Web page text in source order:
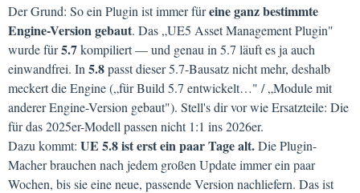
Der Grund: So ein Plugin ist immer füreine ganz bestimmte
Engine-Version gebaut. Das „UE5 Asset Management Plugin"
wurde für5.7kompiliert — und genau in 5.7 läuft es ja auch
einwandfrei. In 5.8passt dieser 5.7-Bausatz nicht mehr, deshalb
meckert die Engine („für Build 5.7 entwickelt…" / „Module mit
anderer Engine-Version gebaut"). Stell's dir vor wie Ersatzteile: Die
für das 2025er-Modell passen nicht 1:1 ins 2026er.
Dazu kommt: UE 5.8 ist erst ein paar Tage alt.Die Plugin-
Macher brauchen nach jedem großen Update immer ein paar
Wochen, bis sie eine neue, passende Version nachliefern. Das ist